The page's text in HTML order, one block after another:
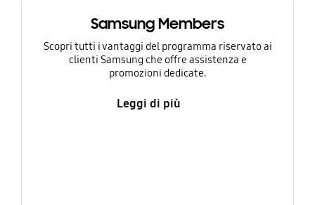
Samsung Members
Scopri tutti i vantaggi del programma riservato ai
clienti Samsung che offre assistenza e
promozioni dedicate.
Leggi di più